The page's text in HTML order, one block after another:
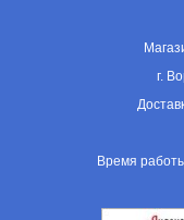
г.
Время